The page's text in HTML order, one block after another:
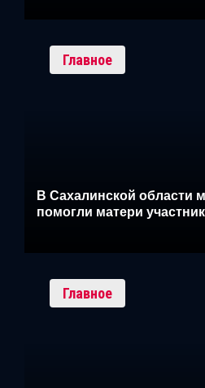
Главное
В Сахалинской области
помогли матери
Главное